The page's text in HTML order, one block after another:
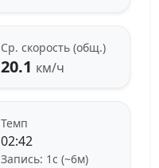
Ср. скорость (общ.)
20.1 км/ч
Темп
02:42
Запись: 1с (~6м)